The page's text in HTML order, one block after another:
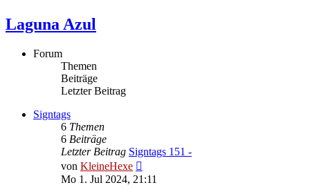
Laguna Azul
Forum
Themen
Beiträge
Letzter Beitrag
Signtags
6 Themen
6 Beiträge
Letzter Beitrag Signtags 151 -
von KleineHexe
Beitrag
Mo 1. Jul 2024, 21:11